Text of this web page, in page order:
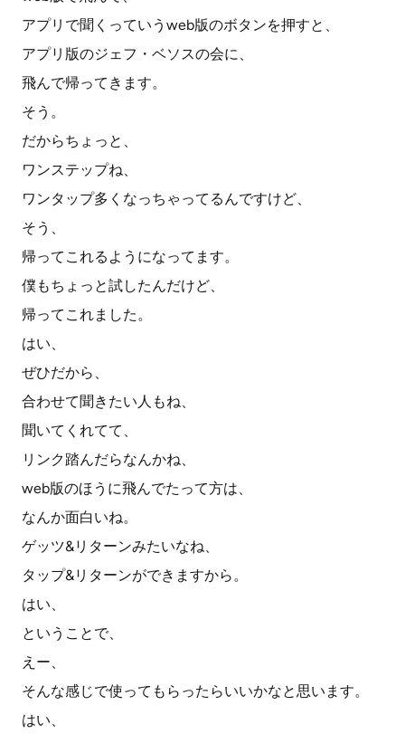
アプリで聞くっていうweb版のボタンを押すと、
アプリ版のジェフ・ベソスの会に、
飛んで帰ってきます。
そう。
だからちょっと、
ワンステップね、
ワンタップ多くなっちゃってるんですけど、
そう、
帰ってこれるようになってます。
僕もちょっと試したんだけど、
帰ってこれました。
はい、
ぜひだから、
合わせて聞きたい人もね、
聞いてくれてて、
リンク踏んだらなんかね、
web版のほうに飛んでたって方は、
なんか面白いね。
ゲッツ&リターンみたいなね、
タップ&リターンができますから。
はい、
ということで、
えー、
そんな感じで使ってもらったらいいかなと思います。
はい、